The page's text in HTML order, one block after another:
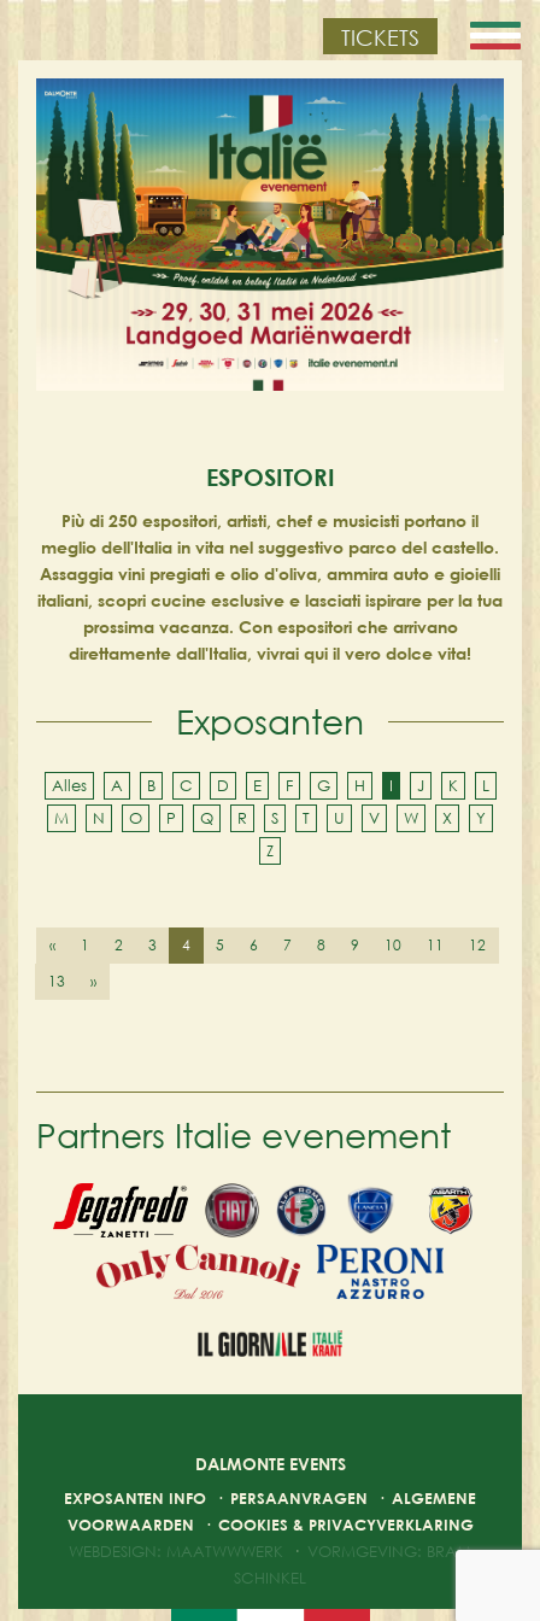
TICKETS
ESPOSITORI
Più di 250 espositori, artisti, chef e musicisti portano il
meglio dell'Italia in vita nel suggestivo parco del castello.
Assaggia vini pregiati e olio d'oliva, ammira auto e gioielli
italiani, scopri cucine esclusive e lasciati ispirare per la tua
prossima vacanza. Con espositori che arrivano
direttamente dall'Italia, vivrai qui il vero dolce vita!
Exposanten
Alles A B C D E F G H I J K
L
M
N O P Q R S T U V W X
Y
Z
« 1 2 3 4 5 6 7 8 9 10 11
12
13
»
Partners Italie evenement
DALMONTE EVENTS
EXPOSANTEN INFO · PERSAANVRAGEN · ALGEMENE
VOORWAARDEN · COOKIES & PRIVACYVERKLARING
WEBDESIGN: MAATWWWERK
· VORMGEVING: BRAM
SCHINKEL